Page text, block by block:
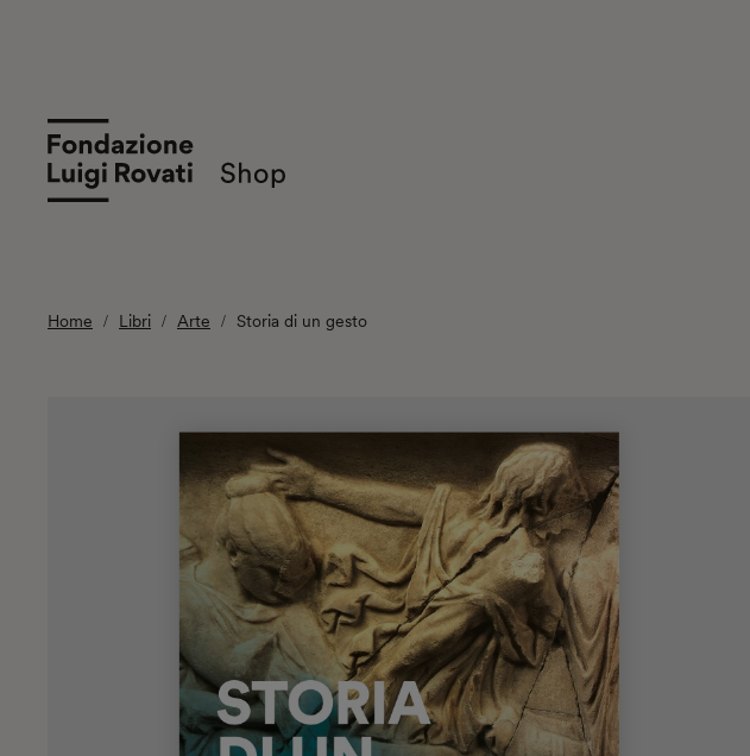
Home Libri Arte Storia di un gesto